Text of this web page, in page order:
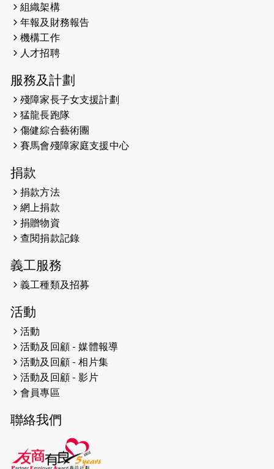
2026-05-22
2026-05-21
2026-05-14
（19:00開始）
2026-05-07
開始）
2026-04-30
2026-04-25
2026-04-24
2026-04-23
2026-04-19
2026-04-16
猛龍長跑隊恆常練習 - 4月16日
（19:00開始）
2026-04-12
2026-04-11
2026-04-10 太古家＋賞系列：漫步魔術與音樂
組織架構
年報及財務報告
機構工作
人才招聘
服務及計劃
殘障家長子女支援計劃
猛龍長跑隊
傷健綜合藝術團
賽馬會殘障家庭支援中心
捐款
捐款方法
網上捐款
捐贈物資
查閱捐款記錄
義工服務
義工種類及招募
活動
活動
活動及回顧 - 媒體報導
活動及回顧 - 相片集
活動及回顧 - 影片
會員專區
聯絡我們